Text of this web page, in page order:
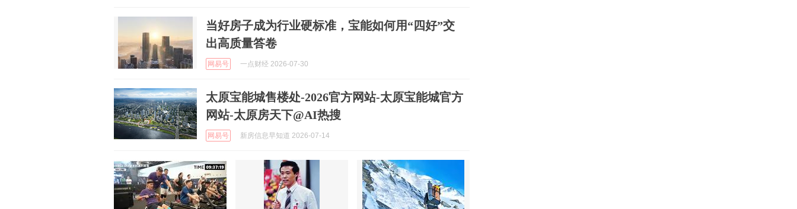
当好房子成为行业硬标准，宝能如何用“四好”交
出高质量答卷
网易号 一点财经 2026-07-30
太原宝能城售楼处-2026官方网站-太原宝能城官方
网站-太原房天下@AI热搜
网易号 新房信息早知道 2026-07-14